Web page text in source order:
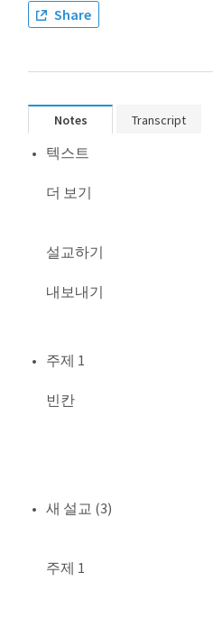
Share
Notes Transcript
텍스트
더 보기
설교하기
내보내기
주제 1
빈칸
새 설교 (3)
주제 1